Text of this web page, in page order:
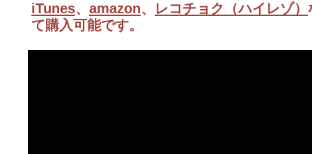
iTunes、 amazon、 レコチョク（ハイレゾ）
て購入可能です。